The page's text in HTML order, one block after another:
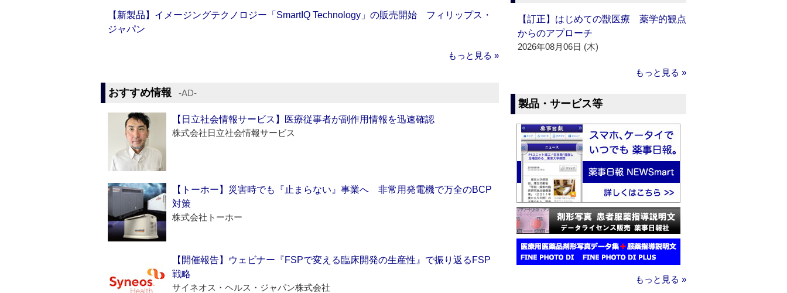
【新製品】イメージングテクノロジー「SmartIQ Technology」の販売開始 フィリップス・
ジャパン
もっと見る »
おすすめ情報 ‐AD‐
【日立社会情報サービス】医療従事者が副作用情報を迅速確認
株式会社日立社会情報サービス
【トーホー】災害時でも『止まらない』事業へ 非常用発電機で万全のBCP
対策
株式会社トーホー
【開催報告】ウェビナー『FSPで変える臨床開発の生産性』で振り返るFSP
戦略
サイネオス・ヘルス・ジャパン株式会社
【訂正】はじめての獣医療 薬学的観点
からのアプローチ
2026年08月06日 (木)
もっと見る »
製品・サービス等
もっと見る »